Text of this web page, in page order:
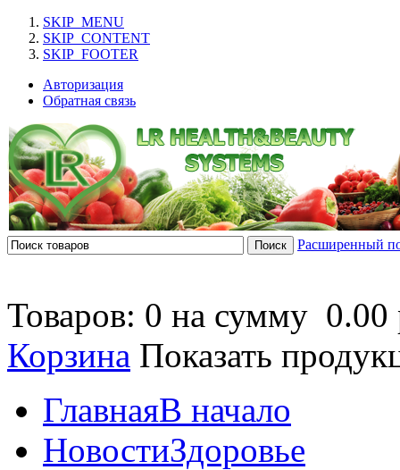
SKIP_MENU
SKIP_CONTENT
SKIP_FOOTER
Авторизация
Обратная связь
Расширенный
Товаров: 0 на сумму 0.00
Корзина Показать
ГлавнаяВ начало
НовостиЗдоровье